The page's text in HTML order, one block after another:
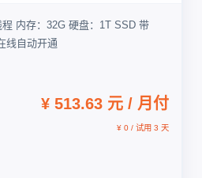
内存：32G 硬盘：1T SSD 带
线自动开通
¥ 513.63 元 / 月付
¥ 0 / 试用 3 天